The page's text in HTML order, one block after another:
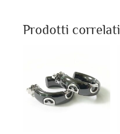
Prodotti correlati